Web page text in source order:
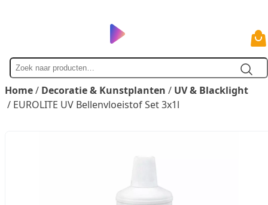
Zoek
naar
Home/ Decoratie & Kunstplanten / UV & Blacklight
/ EUROLITE UV Bellenvloeistof Set 3x1l